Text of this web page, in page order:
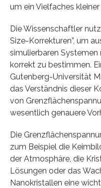
um ein Vielfaches
Die Wissenschaftler
Size-Korrekturen”, um
simulierbaren
korrekt zu bestimmen.
Gutenberg-Universität
das Verständnis dieser
von
wesentlich genauere
Die
zum Beispiel die
der Atmosphäre, die
Lösungen oder das
Nanokristallen eine